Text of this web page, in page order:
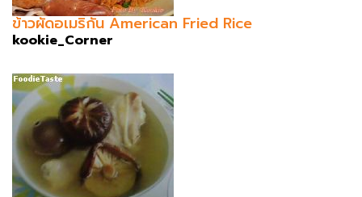
ข้าวผัดอเมริกัน American Fried Rice
kookie_Corner